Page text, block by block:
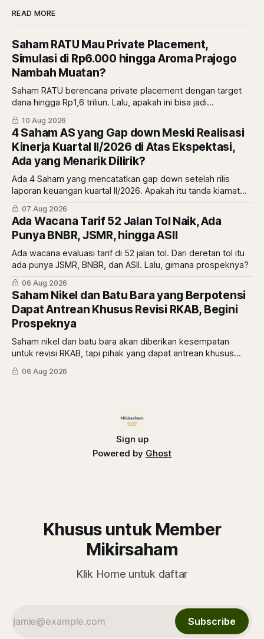
READ MORE
Saham RATU Mau Private Placement,
Simulasi di Rp6.000 hingga Aroma Prajogo
Nambah Muatan?
Saham RATU berencana private placement dengan target
dana hingga Rp1,6 triliun. Lalu, apakah ini bisa jadi
momentum untuk saham RATU?
10 Aug 2026
4 Saham AS yang Gap down Meski Realisasi
Kinerja Kuartal II/2026 di Atas Ekspektasi,
Ada yang Menarik Dilirik?
Ada 4 Saham yang mencatatkan gap down setelah rilis
laporan keuangan kuartal II/2026. Apakah itu tanda kiamat
atau malah tanda diskon? simak ulasannya di sini.
07 Aug 2026
Ada Wacana Tarif 52 Jalan Tol Naik, Ada
Punya BNBR, JSMR, hingga ASII
Ada wacana evaluasi tarif di 52 jalan tol. Dari deretan tol itu
ada punya JSMR, BNBR, dan ASII. Lalu, gimana prospeknya?
06 Aug 2026
Saham Nikel dan Batu Bara yang Berpotensi
Dapat Antrean Khusus Revisi RKAB, Begini
Prospeknya
Saham nikel dan batu bara akan diberikan kesempatan
untuk revisi RKAB, tapi pihak yang dapat antrean khusus
adalah pemberi rasio royalti terbesar. Siapa saja mereka?
06 Aug 2026
Sign up
Powered by Ghost
Khusus untuk Member
Mikirsaham
Klik Home untuk daftar
Subscribe